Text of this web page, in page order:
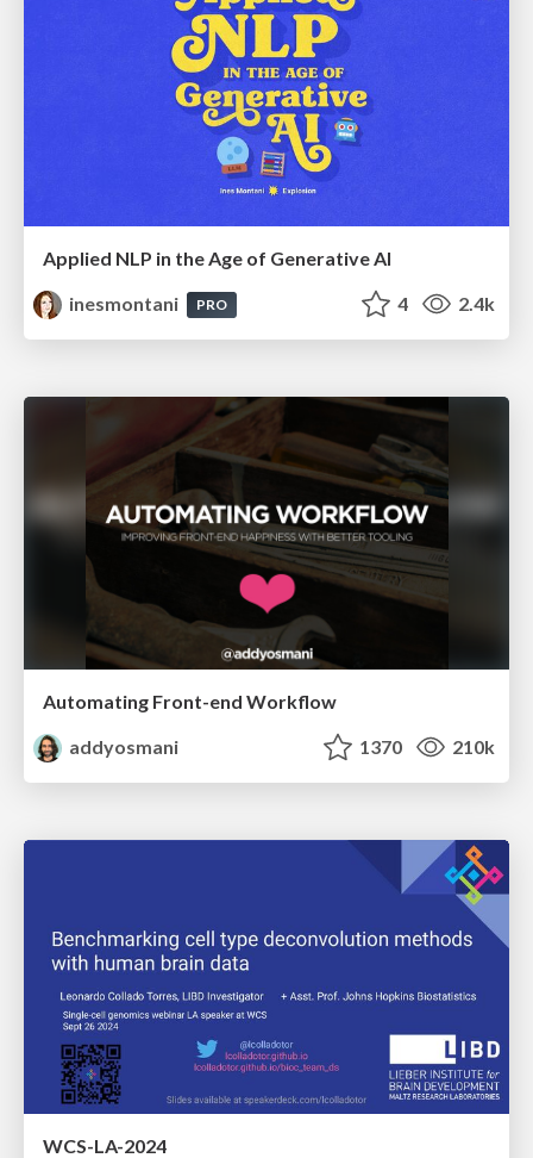
Applied NLP in the Age of Generative AI
inesmontani
PRO 4 2.4k
Automating Front-end Workflow
addyosmani
1370 210k
WCS-LA-2024